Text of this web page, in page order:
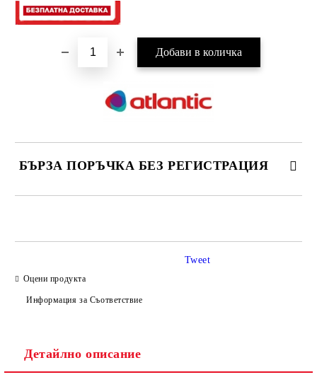
БЪРЗА ПОРЪЧКА БЕЗ РЕГИСТРАЦИЯ
Съгласен съм сПолитиката за лични данни
Оцени продукта
Информация за Съответствие
Tweet
Детайлно описание